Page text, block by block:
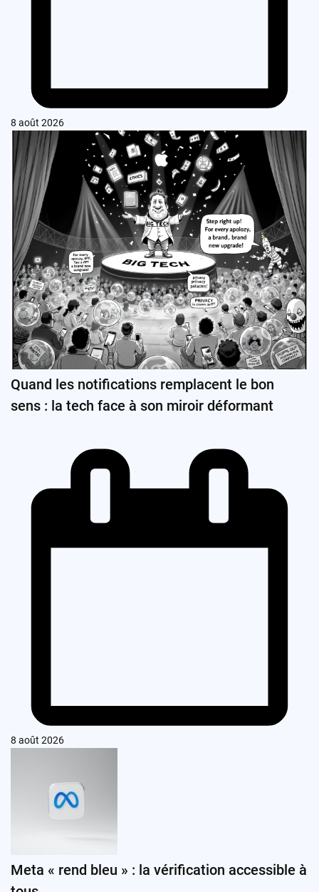
8 août 2026
Quand les notifications remplacent le bon
sens : la tech face à son miroir déformant
8 août 2026
Meta « rend bleu » : la vérification accessible à